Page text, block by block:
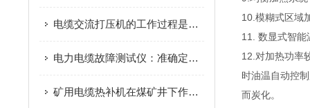
电缆交流打压机的工作过程是怎样的？
电力电缆故障测试仪：准确定位、高效排查，破解电缆运维难题
矿用电缆热补机在煤矿井下作业中的安全操作规范详解
10.模糊式区域
11. 数显式智能
12.对加热功率
时油温自动控
而炭化。